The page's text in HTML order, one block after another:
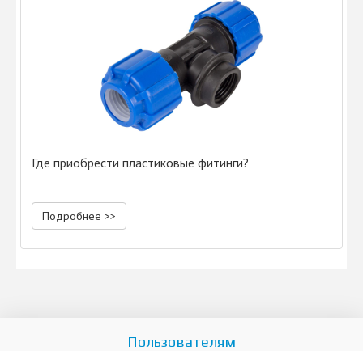
Где приобрести пластиковые фитинги?
Подробнее >>
Пользователям